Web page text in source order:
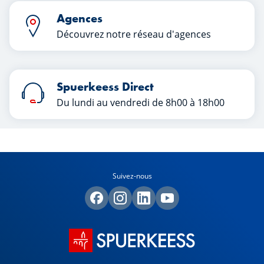
Agences
Découvrez notre réseau d'agences
Spuerkeess Direct
Du lundi au vendredi de 8h00 à 18h00
Suivez-nous